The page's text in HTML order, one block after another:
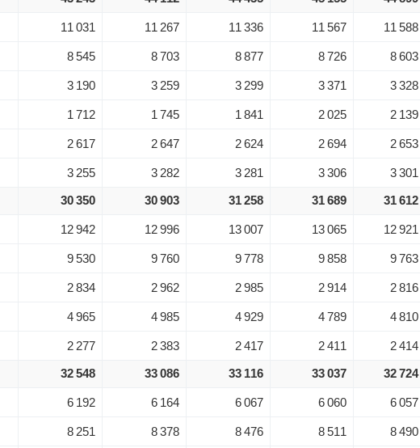
11 031 11 267 11 336 11 567 11 588
8 545 8 703 8 877 8 726 8 603
3 190 3 259 3 299 3 371 3 328
1 712 1 745 1 841 2 025 2 139
2 617 2 647 2 624 2 694 2 653
3 255 3 282 3 281 3 306 3 301
30 350 30 903 31 258 31 689 31 612
12 942 12 996 13 007 13 065 12 921
9 530 9 760 9 778 9 858 9 763
2 834 2 962 2 985 2 914 2 816
4 965 4 985 4 929 4 789 4 810
2 277 2 383 2 417 2 411 2 414
32 548 33 086 33 116 33 037 32 724
6 192 6 164 6 067 6 060 6 057
8 251 8 378 8 476 8 511 8 490